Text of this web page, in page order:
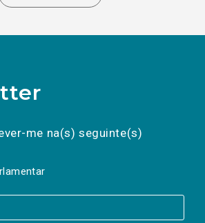
me na(s) seguinte(s)